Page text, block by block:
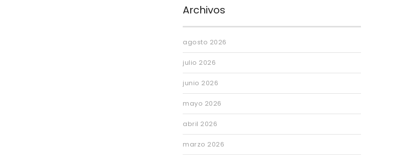
Archivos
agosto 2026
julio 2026
junio 2026
mayo 2026
abril 2026
marzo 2026